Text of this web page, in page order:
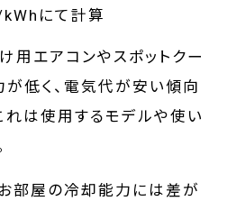
にて計算
用エアコンやスポットクー
低く、電気代が安い傾向
れは使用するモデルや使い
部屋の冷却能力には差が